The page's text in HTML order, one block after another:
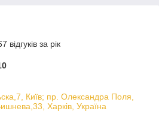
за рік
Київ; пр. Олександра Поля,
Харків, Україна